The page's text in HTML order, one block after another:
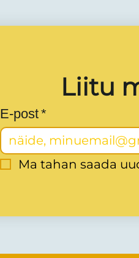
Liitu
E-post*
Ma tahan saada